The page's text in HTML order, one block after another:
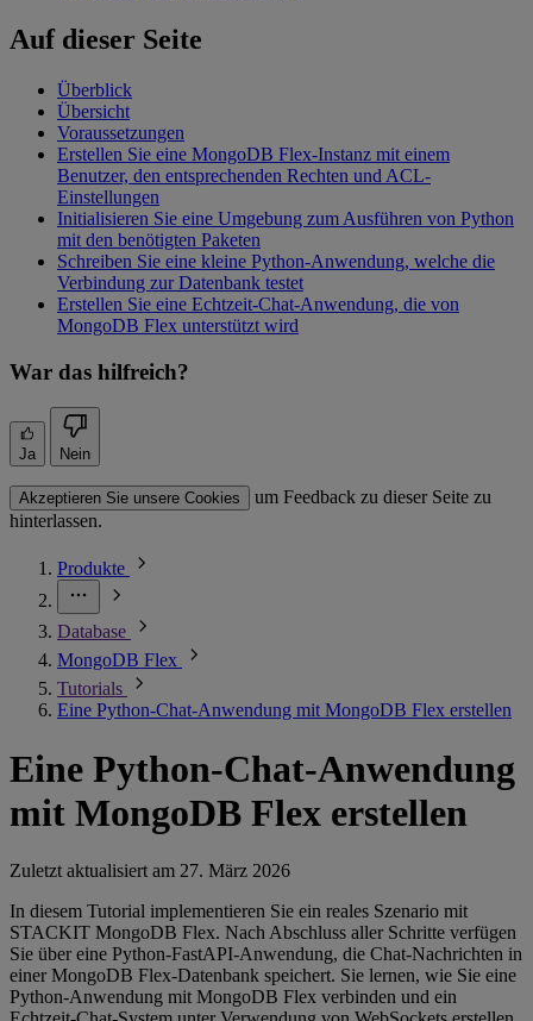
Auf dieser Seite
Überblick
Übersicht
Voraussetzungen
Erstellen Sie eine MongoDB Flex-Instanz mit einem
Benutzer, den entsprechenden Rechten und ACL-
Einstellungen
Initialisieren Sie eine Umgebung zum Ausführen von Python
mit den benötigten Paketen
Schreiben Sie eine kleine Python-Anwendung, welche die
Verbindung zur Datenbank testet
Erstellen Sie eine Echtzeit-Chat-Anwendung, die von
MongoDB Flex unterstützt wird
War das hilfreich?
Ja Nein
Akzeptieren Sie unsere Cookies
um Feedback zu dieser Seite zu
hinterlassen.
Produkte
Database
MongoDB Flex
Tutorials
Eine Python-Chat-Anwendung mit MongoDB Flex erstellen
Eine Python-Chat-Anwendung
mit MongoDB Flex erstellen
Zuletzt aktualisiert am 27. März 2026
In diesem Tutorial implementieren Sie ein reales Szenario mit
STACKIT MongoDB Flex. Nach Abschluss aller Schritte verfügen
Sie über eine Python-FastAPI-Anwendung, die Chat-Nachrichten in
einer MongoDB Flex-Datenbank speichert. Sie lernen, wie Sie eine
Python-Anwendung mit MongoDB Flex verbinden und ein